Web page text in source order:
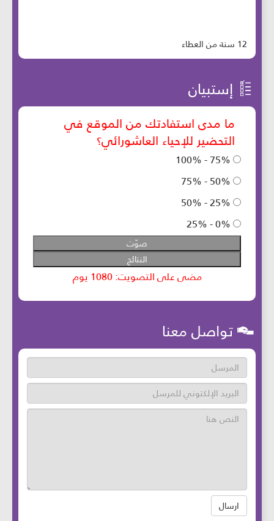
12 سنة من العطاء
إستبيان
تواصل معنا
ارسال